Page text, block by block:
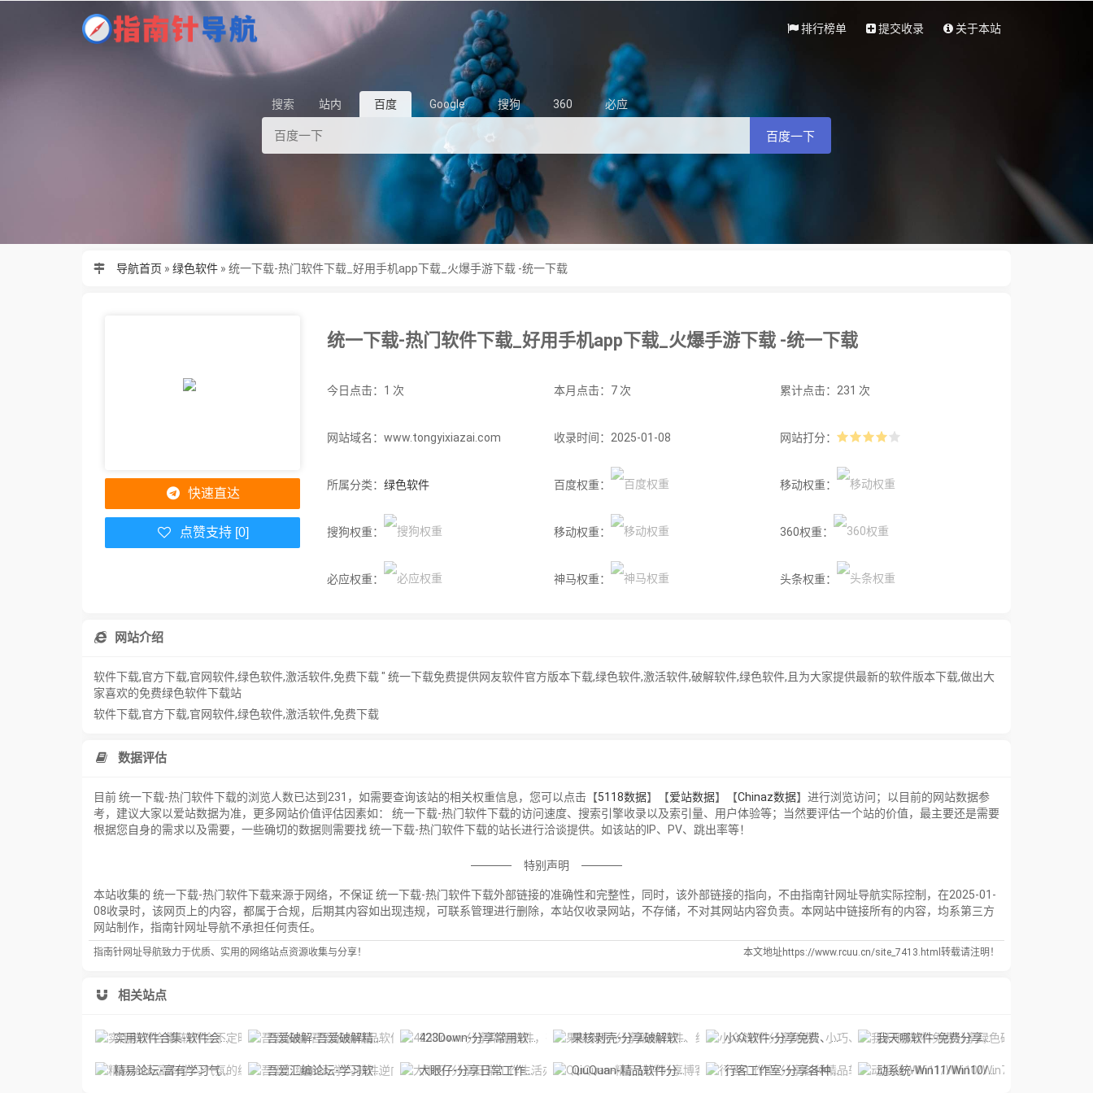
排行榜单 提交收录 关于本站
搜索 站内 百度 Google 搜狗 360 必应
百度一下
导航首页 » 绿色软件» 统一下载-热门软件下载_好用手机app下载_火爆手游下载 -统一下载
统一下载-热门软件下载_好用手机app下载_火爆手游下载 -统一下载
今日点击：1 次 本月点击：7 次 累计点击：231 次
网站域名：www.tongyixiazai.com 收录时间：2025-01-08 网站打分：
所属分类： 绿色软件 百度权重： 移动权重：
搜狗权重： 移动权重： 360权重：
必应权重： 神马权重： 头条权重：
快速直达
点赞支持 [0]
网站介绍
软件下载,官方下载,官网软件,绿色软件,激活软件,免费下载 " 统一下载免费提供网友软件官方版本下载,绿色软件,激活软件,破解软件,绿色软件,且为大家提供最新的软件版本下载,做出大
家喜欢的免费绿色软件下载站
软件下载,官方下载,官网软件,绿色软件,激活软件,免费下载
数据评估
目前 统一下载-热门软件下载的浏览人数已达到231，如需要查询该站的相关权重信息，您可以点击【5118数据】【爱站数据】【Chinaz数据】进行浏览访问；以目前的网站数据参
考，建议大家以爱站数据为准，更多网站价值评估因素如： 统一下载-热门软件下载的访问速度、搜索引擎收录以及索引量、用户体验等；当然要评估一个站的价值，最主要还是需要
根据您自身的需求以及需要，一些确切的数据则需要找 统一下载-热门软件下载的站长进行洽谈提供。如该站的IP、PV、跳出率等！
特别声明
本站收集的 统一下载-热门软件下载来源于网络，不保证 统一下载-热门软件下载外部链接的准确性和完整性，同时，该外部链接的指向，不由指南针网址导航实际控制，在2025-01-
08收录时，该网页上的内容，都属于合规，后期其内容如出现违规，可联系管理进行删除，本站仅收录网站，不存储，不对其网站内容负责。本网站中链接所有的内容，均系第三方
网站制作，指南针网址导航不承担任何责任。
指南针网址导航致力于优质、实用的网络站点资源收集与分享！ 本文地址https://www.rcuu.cn/site_7413.html转载请注明！
相关站点
实用软件合集-软件会不定时的更新。所有内容仅供学习交流，严禁用于商业用途或者非法用途。 吾爱破解-吾爱破解精品软件区，软件安全加密解密论坛 423Down-分享常用软件，有去广告版，绿色软件、破解VIP软件。' 果核剥壳-分享破解软件、绿色软件，Windows系统，破解软件资源分享平台 小众软件-分享免费、小巧、实用、有趣、绿色的软件网站 我天哪软件-免费分享绿色破解软件资源，第一时间免费分享实用的软件、电影、系统等。
精易论坛-富有学习气氛的编程技术论坛，易语言答疑互助模式，让新手的疑问得到解决 吾爱汇编论坛-学习软件逆向分析技术、专注于软件安全领域 大眼仔-分享日常工作生活办公技术资源为主,大眼仔热衷于分享互联网上一切所有美好事物,希望和您一起成长。 QiuQuan-精品软件分享博客，专注于软件的绿化、精简与优化。 行客工作室-分享各种精品软件下载、经典电影和各种视频教程打包下载 动系统-Win11/Win10/Win7专业版高速免费下载